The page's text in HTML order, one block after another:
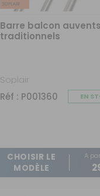
Barre balcon auvents
traditionnels
Soplair
Réf : P001360
EN
CHOISIR LE
MODÈLE
A